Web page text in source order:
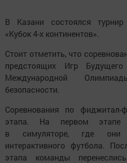
В Казани состоялся
«Кубок 4-х континентов».
Стоит отметить, что
предстоящих Игр
Международной
безопасности.
Соревнования по
этапа. На первом этапе
в симуляторе, где они
интерактивного футбола.
этапа команды